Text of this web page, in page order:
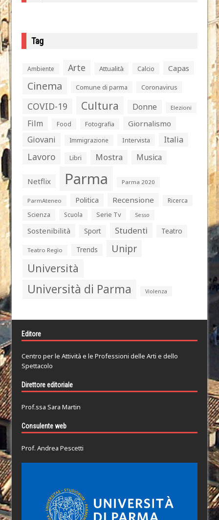
Tag
Ambiente Arte Attualità Calcio Capas
Cinema Comune di parma Coronavirus
COVID-19 Cultura Donne Elezioni
Film Food Fotografia Giornalismo
Giovani Immigrazione Intervista Italia
Lavoro Libri Mostra Musica
Netflix Parma Parma 2020
ParmAteneo Politica Recensione
Ricerca
Scienza
Scuola Serie Tv Sesso
Sostenibilità Sport Studenti Teatro
Teatro Regio Trends Unipr
Università
Università di Parma Violenza
Editore
Centro per le Attività e le Professioni delle Arti e dello
Spettacolo
Direttore editoriale
Prof.ssa Sara Martin
Consulente web
Prof. Andrea Pescetti